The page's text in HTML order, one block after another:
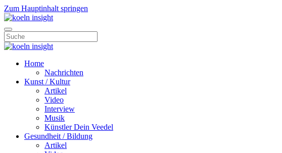
Zum Hauptinhalt springen
Home
Nachrichten
Kunst / Kultur
Artikel
Video
Interview
Musik
Künstler Dein Veedel
Gesundheit / Bildung
Artikel